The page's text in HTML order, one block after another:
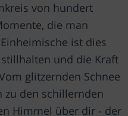
von hundert
die man
ist dies
und die Kraft
glitzernden Schnee
zu den schillernden
Himmel über dir - der